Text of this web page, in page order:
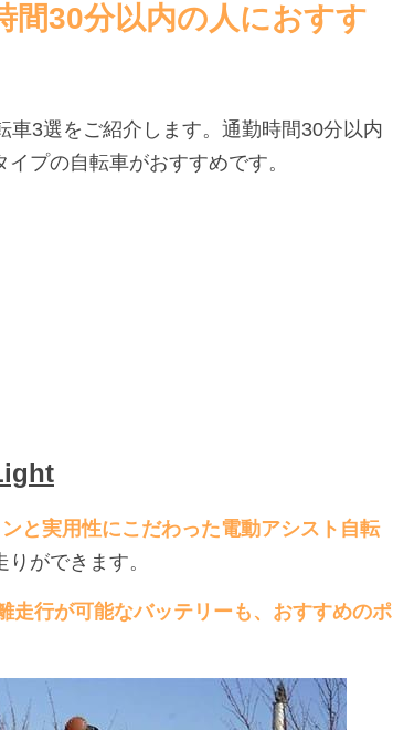
間30分以内の人におすす
3選をご紹介します。通勤時間30分以内
プの自転車がおすすめです。
と実用性にこだわった電動アシスト自転
ができます。
行が可能なバッテリーも、おすすめのポ